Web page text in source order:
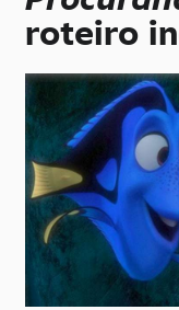
roteiro